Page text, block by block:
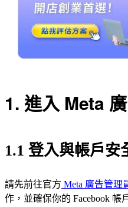
1. 進入 Meta
1.1 登入與帳戶安
請先前往官方 Meta 廣告管理
作，並確保你的 Facebook